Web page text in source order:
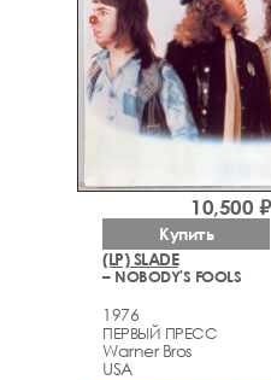
(LP) SLADE
– NOBODY'S FOOLS
1976
ПЕРВЫЙ ПРЕСС
Warner Bros
USA
10,500 ₽
Купить